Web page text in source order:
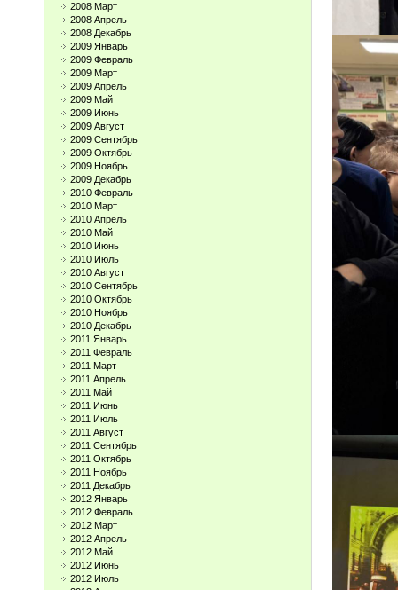
2008 Март
2008 Апрель
2008 Декабрь
2009 Январь
2009 Февраль
2009 Март
2009 Апрель
2009 Май
2009 Июнь
2009 Август
2009 Сентябрь
2009 Октябрь
2009 Ноябрь
2009 Декабрь
2010 Февраль
2010 Март
2010 Апрель
2010 Май
2010 Июнь
2010 Июль
2010 Август
2010 Сентябрь
2010 Октябрь
2010 Ноябрь
2010 Декабрь
2011 Январь
2011 Февраль
2011 Март
2011 Апрель
2011 Май
2011 Июнь
2011 Июль
2011 Август
2011 Сентябрь
2011 Октябрь
2011 Ноябрь
2011 Декабрь
2012 Январь
2012 Февраль
2012 Март
2012 Апрель
2012 Май
2012 Июнь
2012 Июль